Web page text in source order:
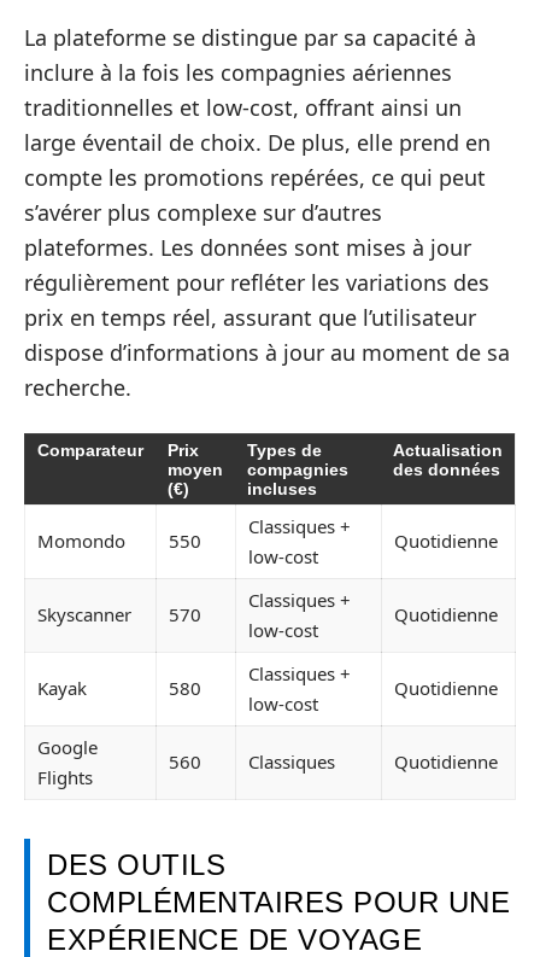
La plateforme se distingue par sa capacité à
inclure à la fois les compagnies aériennes
traditionnelles et low-cost, offrant ainsi un
large éventail de choix. De plus, elle prend en
compte les promotions repérées, ce qui peut
s’avérer plus complexe sur d’autres
plateformes. Les données sont mises à jour
régulièrement pour refléter les variations des
prix en temps réel, assurant que l’utilisateur
dispose d’informations à jour au moment de sa
recherche.
Comparateur
Prix
moyen
(€)
Types de
compagnies
incluses
Actualisation
des données
Momondo 550
Classiques +
low-cost
Quotidienne
Skyscanner 570
Classiques +
low-cost
Quotidienne
Kayak 580
Classiques +
low-cost
Quotidienne
Google
Flights
560 Classiques Quotidienne
DES OUTILS
COMPLÉMENTAIRES POUR UNE
EXPÉRIENCE DE VOYAGE